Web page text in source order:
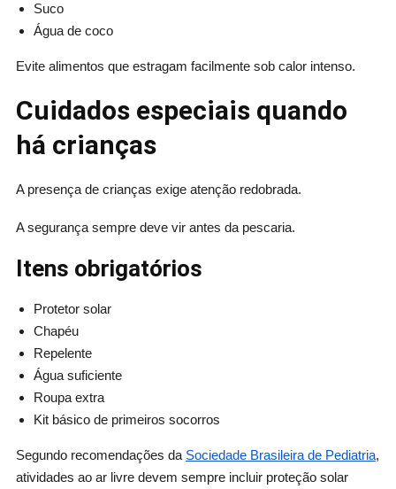
Suco
Água de coco
Evite alimentos que estragam facilmente sob calor intenso.
Cuidados especiais quando
há crianças
A presença de crianças exige atenção redobrada.
A segurança sempre deve vir antes da pescaria.
Itens obrigatórios
Protetor solar
Chapéu
Repelente
Água suficiente
Roupa extra
Kit básico de primeiros socorros
Segundo recomendações da Sociedade Brasileira de Pediatria,
atividades ao ar livre devem sempre incluir proteção solar